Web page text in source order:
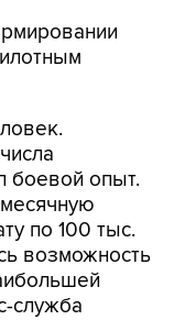
боевой опыт.
по 100 тыс.
возможность
служба